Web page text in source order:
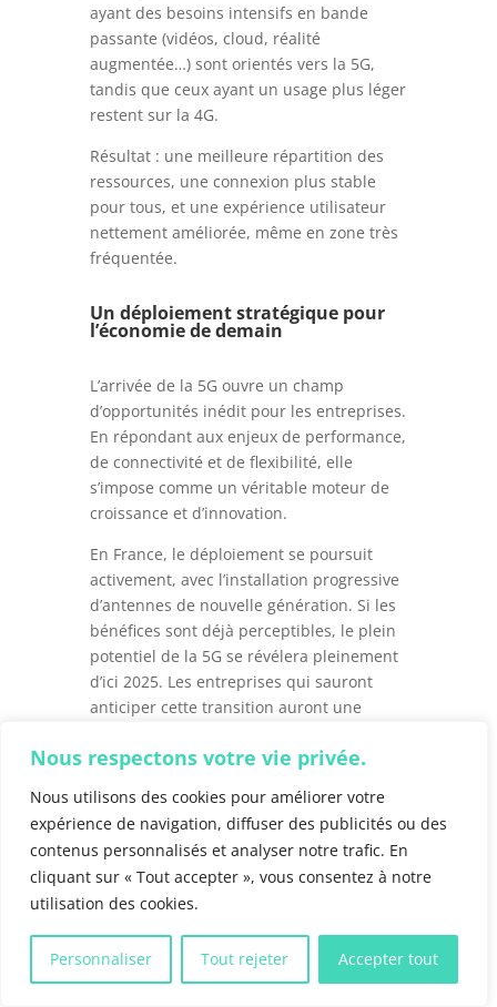
Nous respectons votre vie privée.
Nous utilisons des cookies pour améliorer votre
expérience de navigation, diffuser des publicités ou des
contenus personnalisés et analyser notre trafic. En
cliquant sur « Tout accepter », vous consentez à notre
utilisation des cookies.
Personnaliser Tout rejeter Accepter tout
ayant des besoins intensifs en bande
passante (vidéos, cloud, réalité
augmentée…) sont orientés vers la 5G,
tandis que ceux ayant un usage plus léger
restent sur la 4G.
Résultat : une meilleure répartition des
ressources, une connexion plus stable
pour tous, et une expérience utilisateur
nettement améliorée, même en zone très
fréquentée.
Un déploiement stratégique pour
l’économie de demain
L’arrivée de la 5G ouvre un champ
d’opportunités inédit pour les entreprises.
En répondant aux enjeux de performance,
de connectivité et de flexibilité, elle
s’impose comme un véritable moteur de
croissance et d’innovation.
En France, le déploiement se poursuit
activement, avec l’installation progressive
d’antennes de nouvelle génération. Si les
bénéfices sont déjà perceptibles, le plein
potentiel de la 5G se révélera pleinement
d’ici 2025. Les entreprises qui sauront
anticiper cette transition auront une
compétitivité.
En savoir plus :Parlons 5G : où en est-on
1 an après son lancement ?
pour tout renseignements